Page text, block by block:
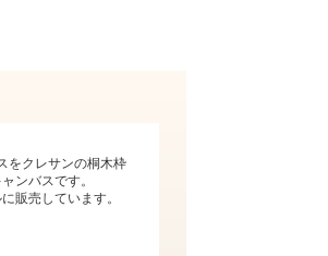
をクレサンの桐木枠
ンバスです。
販売しています。